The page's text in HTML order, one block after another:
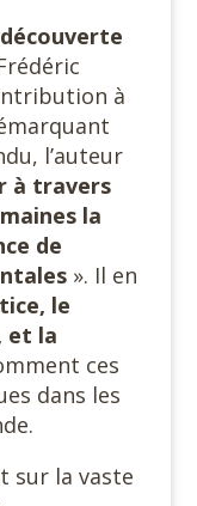
à
l’auteur
à travers
la
de
». Il en
le
et la
ces
dans les
sur la vaste